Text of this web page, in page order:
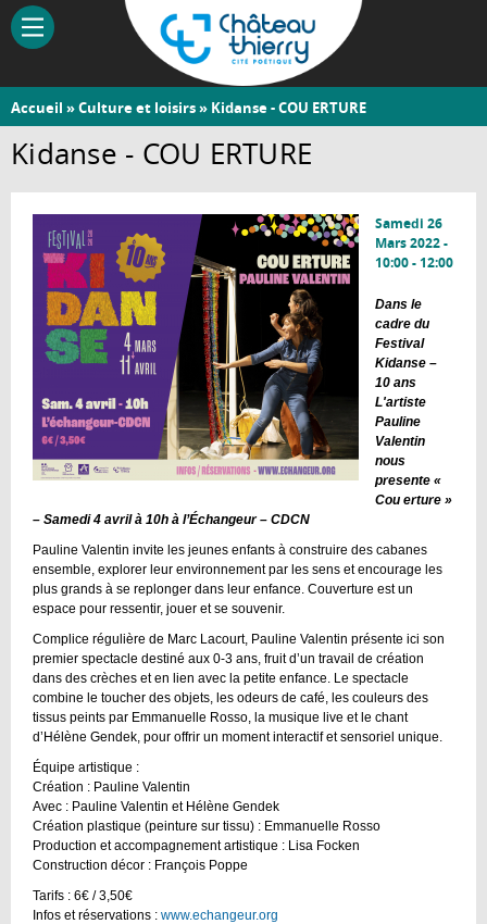
Aller
contenu
Château-
Thierry
Vous
êtes
ici
Accueil »Culture et loisirs» Kidanse - COU ERTURE
Kidanse - COU ERTURE
Samedi 26
Mars 2022 -
10:00-12:00
Dans le
cadre du
Festival
Kidanse –
10 ans
L'artiste
Pauline
Valentin
nous
presente «
Cou erture »
– Samedi 4 avril à 10h à l’Échangeur – CDCN
Pauline Valentin invite les jeunes enfants à construire des cabanes
ensemble, explorer leur environnement par les sens et encourage les
plus grands à se replonger dans leur enfance. Couverture est un
espace pour ressentir, jouer et se souvenir.
Complice régulière de Marc Lacourt, Pauline Valentin présente ici son
premier spectacle destiné aux 0-3 ans, fruit d’un travail de création
dans des crèches et en lien avec la petite enfance. Le spectacle
combine le toucher des objets, les odeurs de café, les couleurs des
tissus peints par Emmanuelle Rosso, la musique live et le chant
d’Hélène Gendek, pour offrir un moment interactif et sensoriel unique.
Équipe artistique :
Création : Pauline Valentin
Avec : Pauline Valentin et Hélène Gendek
Création plastique (peinture sur tissu) : Emmanuelle Rosso
Production et accompagnement artistique : Lisa Focken
Construction décor : François Poppe
Tarifs : 6€ / 3,50€
Infos et réservations : www.echangeur.org